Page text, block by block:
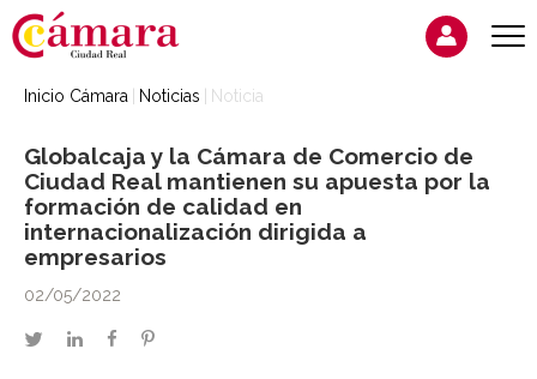
Inicio Cámara Noticias Noticia
Globalcaja y la Cámara de Comercio de
Ciudad Real mantienen su apuesta por la
formación de calidad en
internacionalización dirigida a
empresarios
02/05/2022
twitterlinkedinfacebookpinterest